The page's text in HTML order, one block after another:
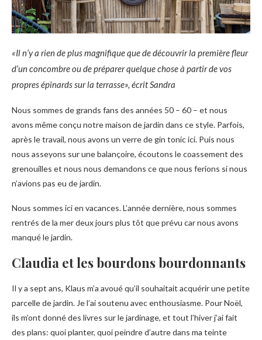
«Il n’y a rien de plus magnifique que de découvrir la première fleur
d’un concombre ou de préparer quelque chose à partir de vos
propres épinards sur la terrasse», écrit Sandra
Nous sommes de grands fans des années 50 – 60 – et nous
avons même conçu notre maison de jardin dans ce style. Parfois,
après le travail, nous avons un verre de gin tonic ici. Puis nous
nous asseyons sur une balançoire, écoutons le coassement des
grenouilles et nous nous demandons ce que nous ferions si nous
n’avions pas eu de jardin.
Nous sommes ici en vacances. L’année dernière, nous sommes
rentrés de la mer deux jours plus tôt que prévu car nous avons
manqué le jardin.
Claudia et les bourdons bourdonnants
Il y a sept ans, Klaus m’a avoué qu’il souhaitait acquérir une petite
parcelle de jardin. Je l’ai soutenu avec enthousiasme. Pour Noël,
ils m’ont donné des livres sur le jardinage, et tout l’hiver j’ai fait
des plans: quoi planter, quoi peindre d’autre dans ma teinte